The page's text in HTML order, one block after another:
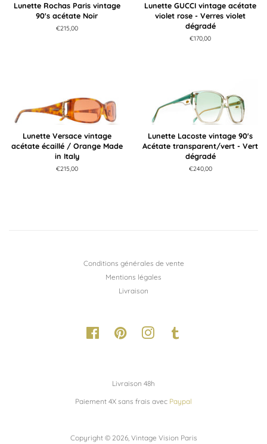
Lunette Rochas Paris vintage
90's acétate Noir
Prix
€215,00
Lunette GUCCI vintage acétate
violet rose - Verres violet
dégradé
Prix
€170,00
Lunette Versace vintage
acétate écaillé / Orange Made
in Italy
Prix
€215,00
Lunette Lacoste vintage 90's
Acétate transparent/vert - Vert
dégradé
Prix
€240,00
Conditions générales de vente
Mentions légales
Livraison
FacebookPinterestInstagram
Livraison 48h
Paiement 4X sans frais avec Paypal
Copyright © 2026, Vintage Vision Paris